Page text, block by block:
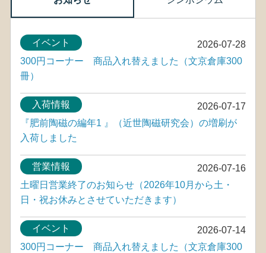
2026-07-28
イベント
300円コーナー 商品入れ替えました（文京倉庫300
冊）
2026-07-17
入荷情報
『肥前陶磁の編年1 』（近世陶磁研究会）の増刷が
入荷しました
2026-07-16
営業情報
土曜日営業終了のお知らせ（2026年10月から土・
日・祝お休みとさせていただきます）
2026-07-14
イベント
300円コーナー 商品入れ替えました（文京倉庫300